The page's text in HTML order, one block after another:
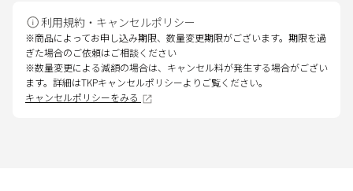
利用規約・キャンセルポリシー
※商品によってお申し込み期限、数量変更期限がございます。期限を過
ぎた場合のご依頼はご相談ください
※数量変更による減額の場合は、キャンセル料が発生する場合がござい
ます。詳細はTKPキャンセルポリシーよりご覧ください。
キャンセルポリシーをみる